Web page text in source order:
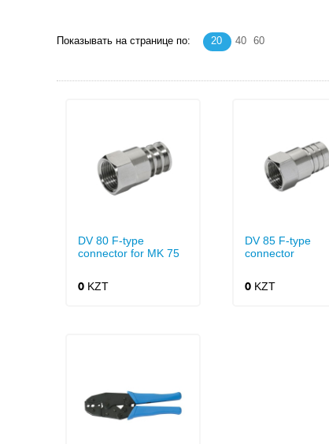
Показывать на странице по: 20 40 60
DV 80 F-type
connector for MK 75
0 KZT
DV 85 F-type
connector
0KZT